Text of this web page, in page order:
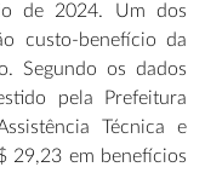
de 2024. Um dos
custo-benefício da
Segundo os dados
pela Prefeitura
Técnica e
29,23 em benefícios